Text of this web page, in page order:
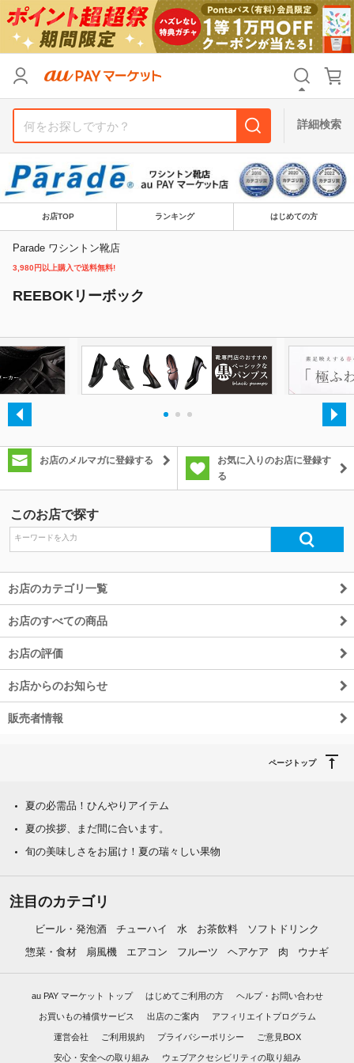
詳細検索
お店TOP ランキング はじめての方
Parade ワシントン靴店
3,980円以上購入で送料無料!
REEBOKリーボック
お店のメルマガに登録する
お気に入りのお店に登録す
る
このお店で探す
お店のカテゴリ一覧
お店のすべての商品
お店の評価
お店からのお知らせ
販売者情報
ページトップ
夏の必需品！ひんやりアイテム
夏の挨拶、まだ間に合います。
旬の美味しさをお届け！夏の瑞々しい果物
注目のカテゴリ
ビール・発泡酒 チューハイ 水 お茶飲料
ソフトドリンク
惣菜・食材
扇風機 エアコン フルーツ ヘアケア 肉 ウナギ
au PAY マーケット トップ はじめてご利用の方 ヘルプ・お問い合わせ
お買いもの補償サービス 出店のご案内 アフィリエイトプログラム
運営会社 ご利用規約 プライバシーポリシー ご意見BOX
安心・安全への取り組み ウェブアクセシビリティの取り組み
支払い方法
その他の条件
送料無料
Pontaパス特典対象すべて
サンキュー配送対象
除外ワード